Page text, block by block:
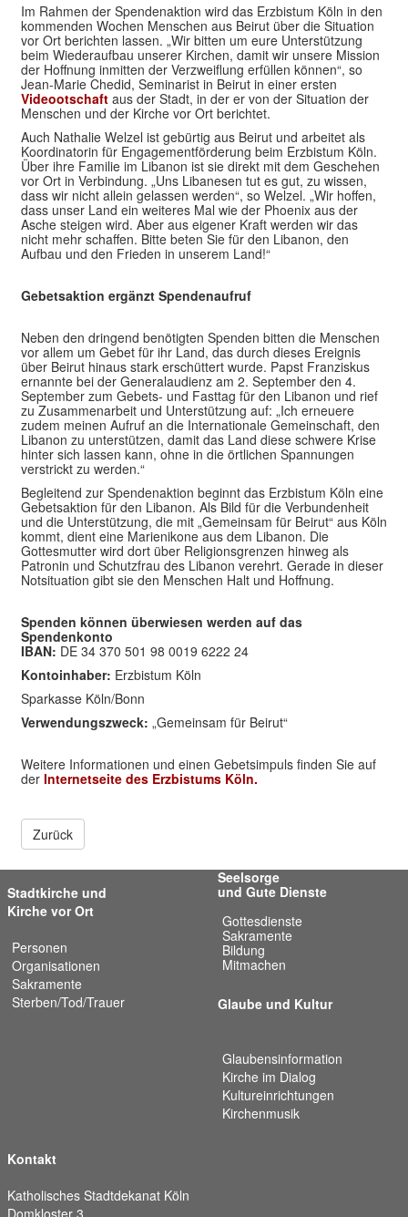
Im Rahmen der Spendenaktion wird das Erzbistum Köln in den
kommenden Wochen Menschen aus Beirut über die Situation
vor Ort berichten lassen. „Wir bitten um eure Unterstützung
beim Wiederaufbau unserer Kirchen, damit wir unsere Mission
der Hoffnung inmitten der Verzweiflung erfüllen können“, so
Jean-Marie Chedid, Seminarist in Beirut in einer ersten
Videootschaft aus der Stadt, in der er von der Situation der
Menschen und der Kirche vor Ort berichtet.
Auch Nathalie Welzel ist gebürtig aus Beirut und arbeitet als
Koordinatorin für Engagementförderung beim Erzbistum Köln.
Über ihre Familie im Libanon ist sie direkt mit dem Geschehen
vor Ort in Verbindung. „Uns Libanesen tut es gut, zu wissen,
dass wir nicht allein gelassen werden“, so Welzel. „Wir hoffen,
dass unser Land ein weiteres Mal wie der Phoenix aus der
Asche steigen wird. Aber aus eigener Kraft werden wir das
nicht mehr schaffen. Bitte beten Sie für den Libanon, den
Aufbau und den Frieden in unserem Land!“
Gebetsaktion ergänzt Spendenaufruf
Neben den dringend benötigten Spenden bitten die Menschen
vor allem um Gebet für ihr Land, das durch dieses Ereignis
über Beirut hinaus stark erschüttert wurde. Papst Franziskus
ernannte bei der Generalaudienz am 2. September den 4.
September zum Gebets- und Fasttag für den Libanon und rief
zu Zusammenarbeit und Unterstützung auf: „Ich erneuere
zudem meinen Aufruf an die Internationale Gemeinschaft, den
Libanon zu unterstützen, damit das Land diese schwere Krise
hinter sich lassen kann, ohne in die örtlichen Spannungen
verstrickt zu werden.“
Begleitend zur Spendenaktion beginnt das Erzbistum Köln eine
Gebetsaktion für den Libanon. Als Bild für die Verbundenheit
und die Unterstützung, die mit „Gemeinsam für Beirut“ aus Köln
kommt, dient eine Marienikone aus dem Libanon. Die
Gottesmutter wird dort über Religionsgrenzen hinweg als
Patronin und Schutzfrau des Libanon verehrt. Gerade in dieser
Notsituation gibt sie den Menschen Halt und Hoffnung.
Spenden können überwiesen werden auf das
Spendenkonto
IBAN: DE 34 370 501 98 0019 6222 24
Kontoinhaber: Erzbistum Köln
Sparkasse Köln/Bonn
Verwendungszweck: „Gemeinsam für Beirut“
Weitere Informationen und einen Gebetsimpuls finden Sie auf
der Internetseite des Erzbistums Köln.
Zurück
Stadtkirche und
Kirche vor Ort
Personen
Organisationen
Sakramente
Sterben/Tod/Trauer
Seelsorge
und Gute Dienste
Gottesdienste
Sakramente
Bildung
Mitmachen
Glaube und Kultur
Glaubensinformation
Kirche im Dialog
Kultureinrichtungen
Kirchenmusik
Kontakt
Katholisches Stadtdekanat Köln
Domkloster 3